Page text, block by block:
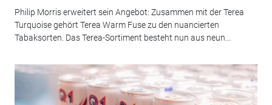
Philip Morris erweitert sein Angebot: Zusammen mit der Terea
Turquoise gehört Terea Warm Fuse zu den nuancierten
Tabaksorten. Das Terea-Sortiment besteht nun aus neun...